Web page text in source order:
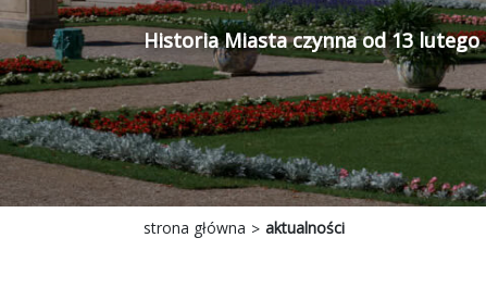
Historia Miasta czynna od 13 lutego
strona główna aktualności